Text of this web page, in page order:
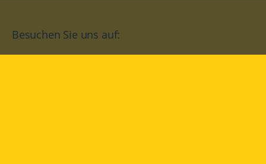
Besuchen Sie uns auf: